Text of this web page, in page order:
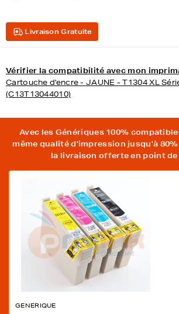
Avec les Génériques 100%
même qualité d'impression jusqu'à
la livraison offerte en point
GENERIQUE
Livraison Gratuite
Vérifier la compatibilité avec mon
Cartouche d'encre - JAUNE - T1304 XL
(C13T13044010)